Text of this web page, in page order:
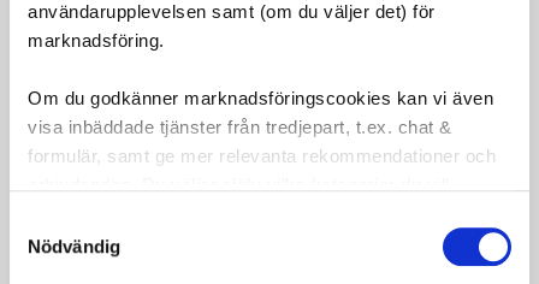
användarupplevelsen samt (om du väljer det) för
marknadsföring.
Om du godkänner marknadsföringscookies kan vi även
visa inbäddade tjänster från tredjepart, t.ex. chat &
formulär, samt ge mer relevanta rekommendationer och
Nödvändig
Muc-Off Tubeless Sealant är perfekt för cyklister
som söker pålitlig prestanda och enkel användning